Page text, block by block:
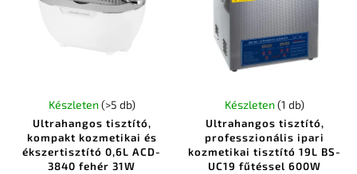
Ultrahangos tisztító,
kompakt kozmetikai és
ékszertisztító 0,6L ACD-
3840 fehér 31W
Készleten (>5 db)
Ultrahangos tisztító,
professzionális ipari
kozmetikai tisztító 19L BS-
UC19 fűtéssel 600W
Készleten(1 db)